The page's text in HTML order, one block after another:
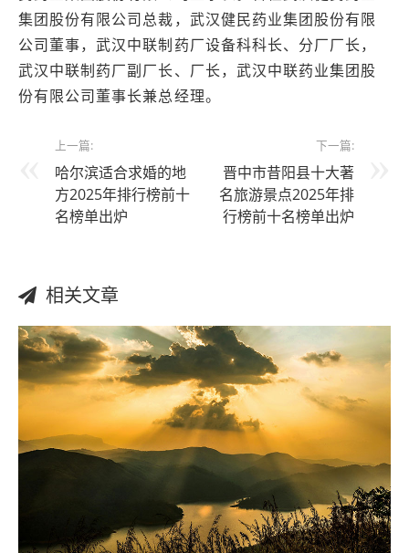
集团股份有限公司总裁，武汉健民药业集团股份有限
公司董事，武汉中联制药厂设备科科长、分厂厂长，
武汉中联制药厂副厂长、厂长，武汉中联药业集团股
份有限公司董事长兼总经理。
上一篇:
哈尔滨适合求婚的地
方2025年排行榜前十
名榜单出炉
下一篇:
晋中市昔阳县十大著
名旅游景点2025年排
行榜前十名榜单出炉
相关文章